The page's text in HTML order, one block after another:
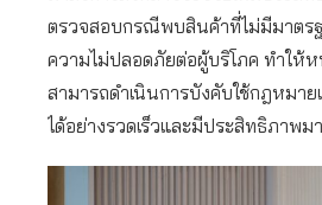
ตรวจสอบกรณีพบสินค้าที่ไม่มีมาตร
ความไม่ปลอดภัยต่อผู้บริโภค ทำให้
สามารถดำเนินการบังคับใช้กฎหมา
ได้อย่างรวดเร็วและมีประสิทธิภาพม